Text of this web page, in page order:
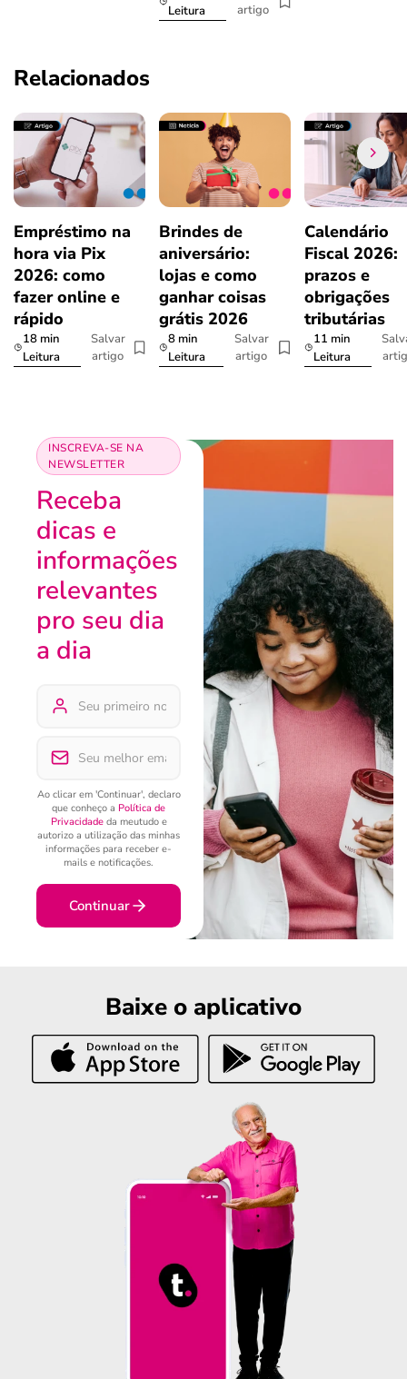
Leitura
artigo
Relacionados
Empréstimo na
hora via Pix
2026: como
fazer online e
rápido
18 min
Leitura
Salvar
artigo
Brindes de
aniversário:
lojas e como
ganhar coisas
grátis 2026
8 min
Leitura
Salvar
artigo
Calendário
Fiscal 2026:
prazos e
obrigações
tributárias
11 min
Leitura
INSCREVA-SE NA
NEWSLETTER
Receba
dicas e
informações
relevantes
pro seu dia
a dia
Ao clicar em 'Continuar', declaro
que conheço a Política de
Privacidadeda meutudo e
autorizo a utilização das minhas
informações para receber e-
mails e notificações.
Continuar
Baixe o aplicativo